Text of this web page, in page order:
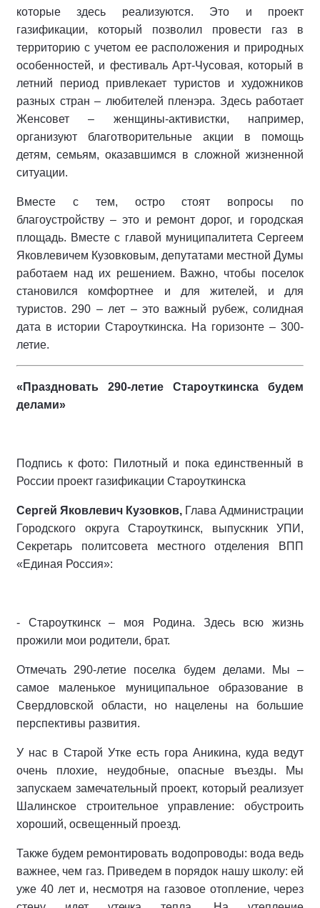
которые здесь реализуются. Это и проект
газификации, который позволил провести газ в
территорию с учетом ее расположения и природных
особенностей, и фестиваль Арт-Чусовая, который в
летний период привлекает туристов и художников
разных стран – любителей пленэра. Здесь работает
Женсовет – женщины-активистки, например,
организуют благотворительные акции в помощь
детям, семьям, оказавшимся в сложной жизненной
ситуации.
Вместе с тем, остро стоят вопросы по
благоустройству – это и ремонт дорог, и городская
площадь. Вместе с главой муниципалитета Сергеем
Яковлевичем Кузовковым, депутатами местной Думы
работаем над их решением. Важно, чтобы поселок
становился комфортнее и для жителей, и для
туристов. 290 – лет – это важный рубеж, солидная
дата в истории Староуткинска. На горизонте – 300-
летие.
«Праздновать 290-летие Староуткинска будем
делами»
Подпись к фото: Пилотный и пока единственный в
России проект газификации Староуткинска
Сергей Яковлевич Кузовков, Глава Администрации
Городского округа Староуткинск, выпускник УПИ,
Секретарь политсовета местного отделения ВПП
«Единая Россия»:
- Староуткинск – моя Родина. Здесь всю жизнь
прожили мои родители, брат.
Отмечать 290-летие поселка будем делами. Мы –
самое маленькое муниципальное образование в
Свердловской области, но нацелены на большие
перспективы развития.
У нас в Старой Утке есть гора Аникина, куда ведут
очень плохие, неудобные, опасные въезды. Мы
запускаем замечательный проект, который реализует
Шалинское строительное управление: обустроить
хороший, освещенный проезд.
Также будем ремонтировать водопроводы: вода ведь
важнее, чем газ. Приведем в порядок нашу школу: ей
уже 40 лет и, несмотря на газовое отопление, через